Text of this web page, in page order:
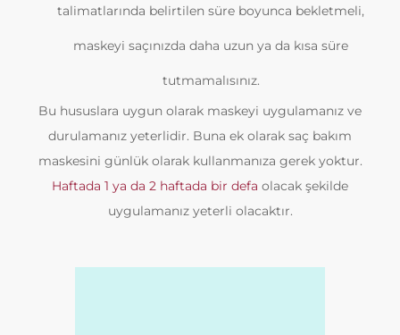
talimatlarında belirtilen süre boyunca bekletmeli,
maskeyi saçınızda daha uzun ya da kısa süre
tutmamalısınız.
Bu hususlara uygun olarak maskeyi uygulamanız ve
durulamanız yeterlidir. Buna ek olarak saç bakım
maskesini günlük olarak kullanmanıza gerek yoktur.
Haftada 1 ya da 2 haftada bir defa olacak şekilde
uygulamanız yeterli olacaktır.